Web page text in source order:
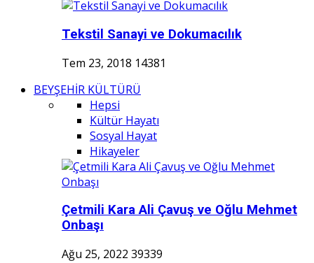
Tekstil Sanayi ve Dokumacılık
Tem 23, 2018 14381
BEYŞEHİR KÜLTÜRÜ
Hepsi
Kültür Hayatı
Sosyal Hayat
Hikayeler
Çetmili Kara Ali Çavuş ve Oğlu Mehmet
Onbaşı
Ağu 25, 2022 39339